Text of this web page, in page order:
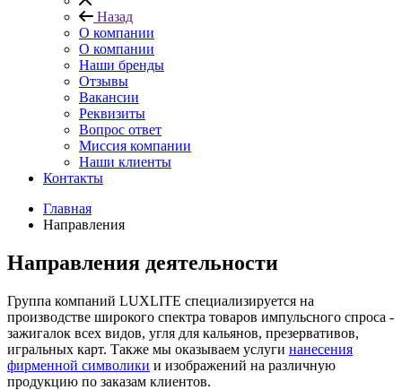
Назад
О компании
О компании
Наши бренды
Отзывы
Вакансии
Реквизиты
Вопрос ответ
Миссия компании
Наши клиенты
Контакты
Главная
Направления
Направления деятельности
Группа компаний LUXLITE специализируется на
производстве широкого спектра товаров импульсного спроса -
зажигалок всех видов, угля для кальянов, презервативов,
игральных карт. Также мы оказываем услуги нанесения
фирменной символики и изображений на различную
продукцию по заказам клиентов.